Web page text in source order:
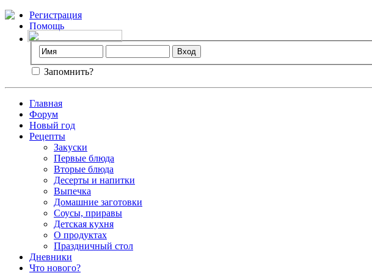
Регистрация
Помощь
Запомнить?
Главная
Форум
Новый год
Рецепты
Закуски
Первые блюда
Вторые блюда
Десерты и напитки
Выпечка
Домашние заготовки
Соусы, приравы
Детская кухня
О продуктах
Праздничный стол
Дневники
Что нового?